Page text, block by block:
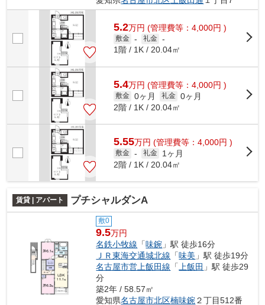
5.2万円 (管理費等：4,000円 )
敷金 - 礼金 -
1階 / 1K / 20.04㎡
5.4万円 (管理費等：4,000円 )
敷金 0ヶ月 礼金 0ヶ月
2階 / 1K / 20.04㎡
5.55万円 (管理費等：4,000円 )
敷金 - 礼金
1ヶ月
2階 / 1K / 20.04㎡
賃貸 | アパート プチシャルダンA
敷0
9.5万円
名鉄小牧線 「味鋺 」駅 徒歩16分
ＪＲ東海交通城北線 「味美 」駅 徒歩19分
名古屋市営上飯田線 「 上飯田 」駅 徒歩29
分
築2年 / 58.57㎡
愛知県名古屋市北区楠味鋺２丁目512番